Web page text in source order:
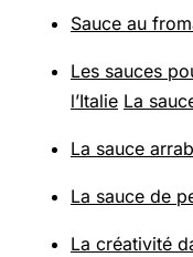
Sauce au
Les sauces
l’Italie La
La sauce
La sauce de
La créativité